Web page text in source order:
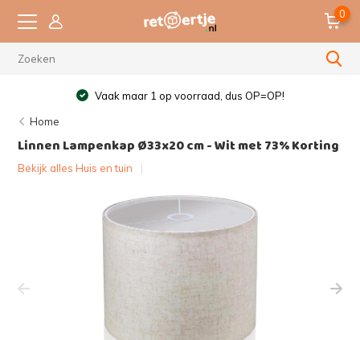
0
Vaak maar 1 op voorraad, dus OP=OP!
Home
Linnen Lampenkap Ø33x20 cm - Wit met 73% Korting
Bekijk alles Huis en tuin